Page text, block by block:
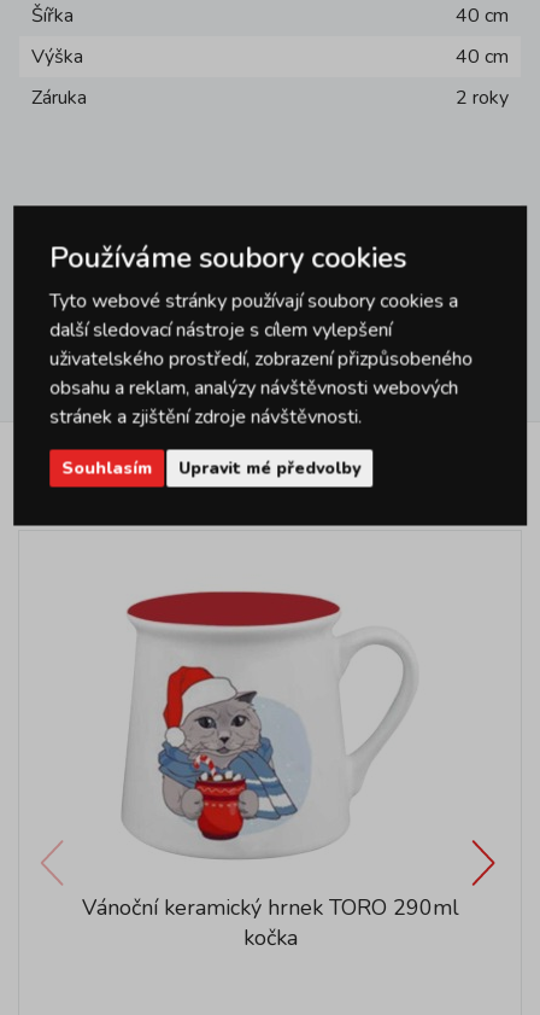
Šířka
40 cm
Výška
40 cm
Záruka
2 roky
Dotazy 0
Hodnocení 0
Podobné produkty
Vánoční keramický hrnek TORO 290ml
kočka
Používáme soubory cookies
Tyto webové stránky používají soubory cookies a
další sledovací nástroje s cílem vylepšení
uživatelského prostředí, zobrazení přizpůsobeného
obsahu a reklam, analýzy návštěvnosti webových
stránek a zjištění zdroje návštěvnosti.
Souhlasím Upravit mé předvolby